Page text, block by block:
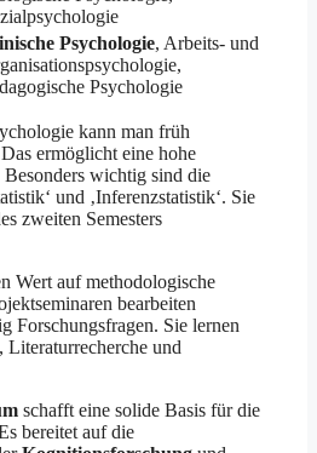
Psychologie, Arbeits- und
Psychologie
kann man früh
ermöglicht eine hohe
wichtig sind die
und ‚Inferenzstatistik‘. Sie
zweiten Semesters
Wert auf methodologische
bearbeiten
Forschungsfragen. Sie lernen
, Literaturrecherche und
schafft eine solide Basis für die
bereitet auf die